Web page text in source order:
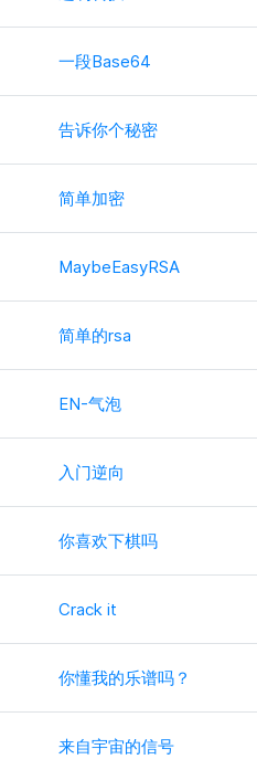
一段Base64
告诉你个秘密
简单加密
MaybeEasyRSA
简单的rsa
EN-气泡
入门逆向
你喜欢下棋吗
Crack it
你懂我的乐谱吗？
来自宇宙的信号